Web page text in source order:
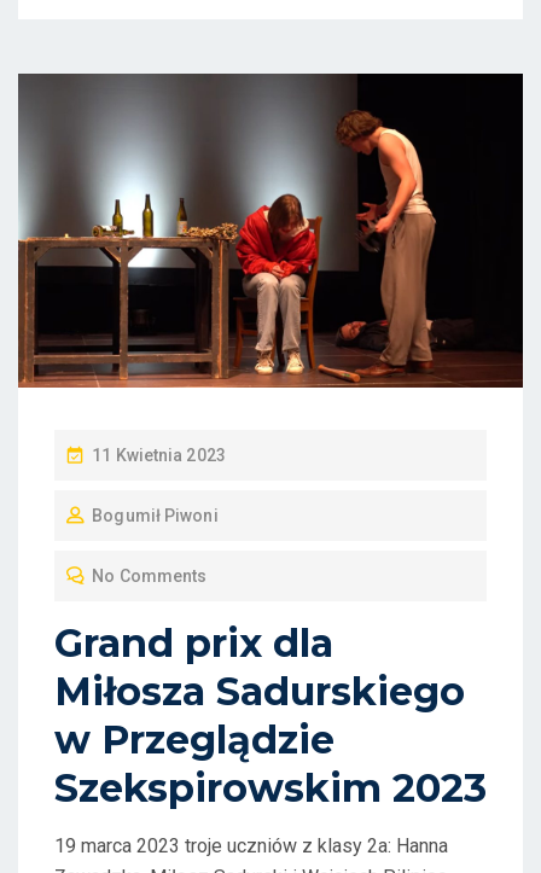
P
S
O
11 Kwietnia 2023
Bogumił Piwoni
No Comments
Grand prix dla
Miłosza Sadurskiego
w Przeglądzie
Szekspirowskim 2023
19 marca 2023 troje uczniów z klasy 2a: Hanna